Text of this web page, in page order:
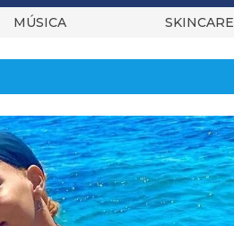
MÚSICA SKINCARE